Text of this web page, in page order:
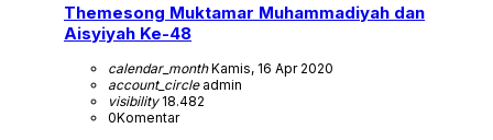
Themesong Muktamar Muhammadiyah dan
Aisyiyah Ke-48
calendar_monthKamis, 16 Apr 2020
account_circleadmin
visibility18.482
0Komentar